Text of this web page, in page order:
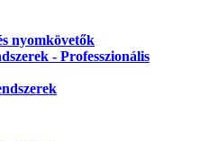
nyomkövetők
- Professzionális